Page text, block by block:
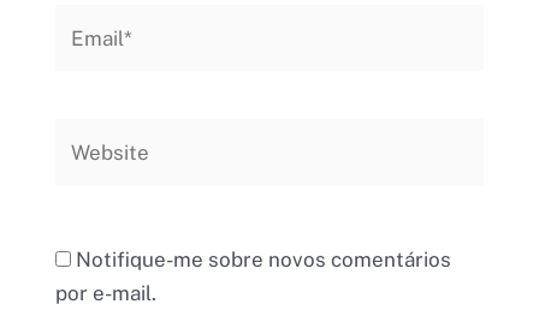
Notifique-me sobre novos comentários
por e-mail.